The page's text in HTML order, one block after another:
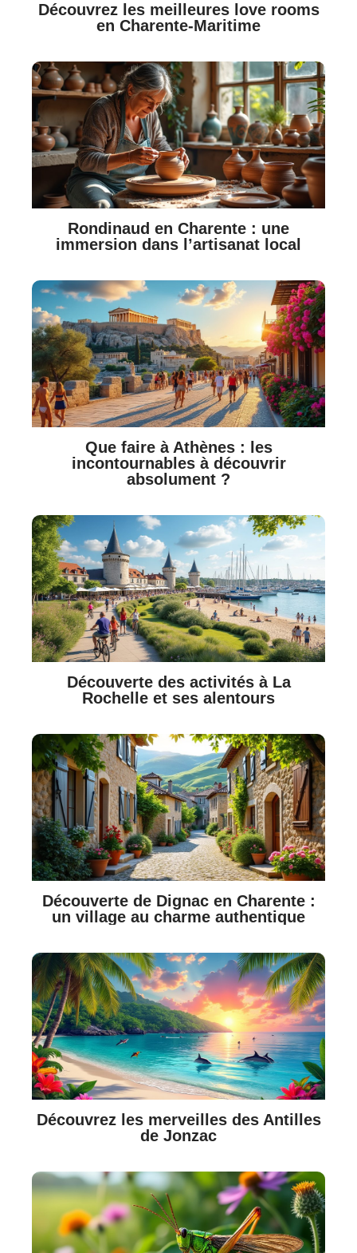
Découvrez les meilleures love rooms
en Charente-Maritime
Rondinaud en Charente : une
immersion dans l’artisanat local
Que faire à Athènes : les
incontournables à découvrir
absolument ?
Découverte des activités à La
Rochelle et ses alentours
Découverte de Dignac en Charente :
un village au charme authentique
Découvrez les merveilles des Antilles
de Jonzac